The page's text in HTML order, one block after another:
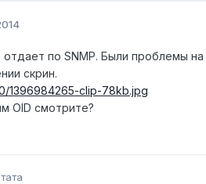
отдает по SNMP. Были проблемы
скрин.
1396984265-clip-78kb.jpg
OID смотрите?